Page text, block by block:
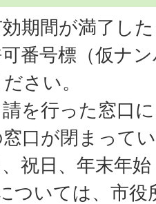
期間が満了し
番号標（仮ナ
さい。
を行った窓口
口が閉まって
祝日、年末年
ついては、市役